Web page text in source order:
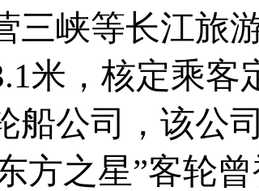
三峡等长江
米，核定乘
船公司，该公
方之星”客